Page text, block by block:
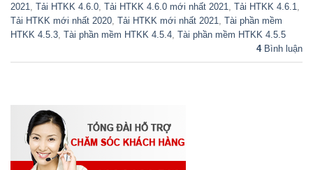
2021
Tải HTKK 4.6.0 Tải HTKK 4.6.0 mới nhất 2021 Tải HTKK 4.6.1
Tải HTKK mới nhất 2020 Tải HTKK mới nhất 2021
Tài phần mềm
HTKK 4.5.3 Tài phần mềm HTKK 4.5.4 Tài phần mềm HTKK 4.5.5
4Bình luận